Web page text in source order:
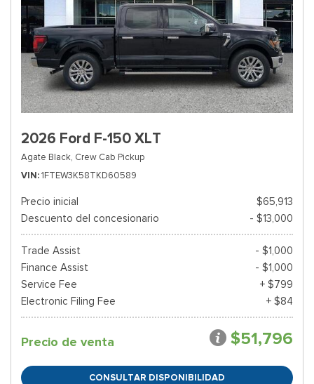
2026 Ford F-150 XLT
Agate Black, Crew Cab Pickup
VIN 1FTEW3K58TKD60589
Precio inicial
$65,913
Descuento del concesionario
- $13,000
Trade Assist
- $1,000
Finance Assist
- $1,000
Service Fee
+ $799
Electronic Filing Fee
+ $84
Precio de venta $51,796
CONSULTAR DISPONIBILIDAD